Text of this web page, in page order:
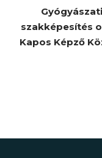
szakképesítés
Kapos Képző